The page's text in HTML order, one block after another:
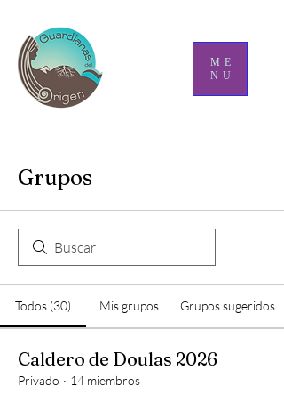
ME
NU
Grupos
Todos (30) Mis grupos Grupos sugeridos
Caldero de Doulas 2026
Privado · 14 miembros